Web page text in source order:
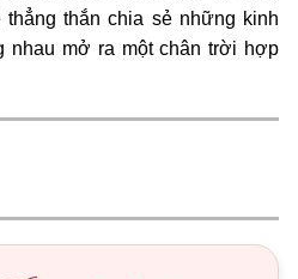
thắn chia sẻ những kinh
nhau mở ra một chân trời hợp